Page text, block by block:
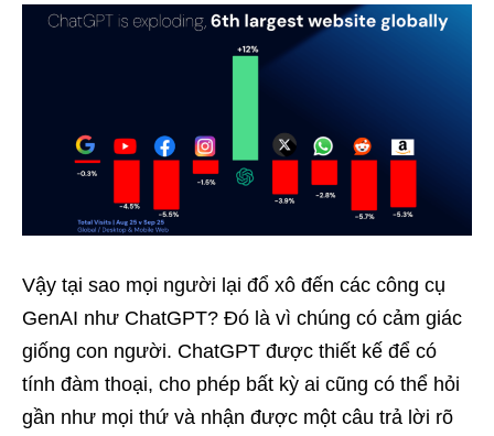
Vậy tại sao mọi người lại đổ xô đến các công cụ
GenAI như ChatGPT? Đó là vì chúng có cảm giác
giống con người. ChatGPT được thiết kế để có
tính đàm thoại, cho phép bất kỳ ai cũng có thể hỏi
gần như mọi thứ và nhận được một câu trả lời rõ